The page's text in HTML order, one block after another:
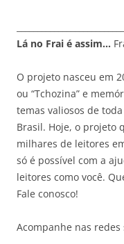
Lá no Frai é assim…
O projeto nasceu em
ou “Tchozina” e
temas valiosos de
Brasil. Hoje, o projeto
milhares de leitores
só é possível com a
leitores como você.
Fale conosco!
Acompanhe nas redes